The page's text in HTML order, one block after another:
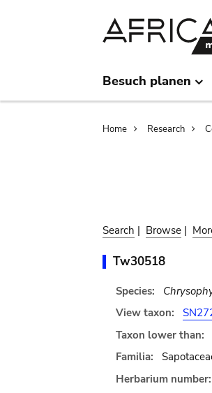
Besuch planen
Home Research
Search | Browse |
Tw30518
Species:
View taxon:
Taxon lower than:
Familia:
Herbarium number: